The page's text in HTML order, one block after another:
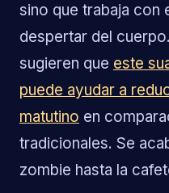
sino que trabaja con
despertar del
sugieren que este
puede ayudar a
matutino en
tradicionales. Se
zombie hasta la